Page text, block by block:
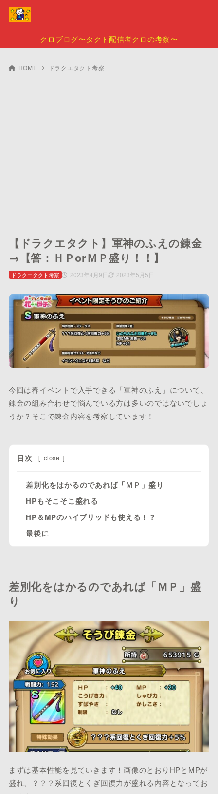
クロブログ〜タクト配信者クロの考察〜
HOME ドラクエタクト考察
【ドラクエタクト】軍神のふえの錬金
→【答：ＨＰorＭＰ盛り！！】
2023年4月9日 2023年5月5日
ドラクエタクト考察
今回は春イベントで入手できる「軍神のふえ」について、
錬金の組み合わせで悩んでいる方は多いのではないでしょ
うか？そこで錬金内容を考察しています！
目次 [ close ]
差別化をはかるのであれば「ＭＰ」盛り
HPもそこそこ盛れる
HP＆MPのハイブリッドも使える！？
最後に
差別化をはかるのであれば「ＭＰ」盛
り
まずは基本性能を見ていきます！画像のとおりHPとMPが
盛れ、？？？系回復とくぎ回復力が盛れる内容となってお